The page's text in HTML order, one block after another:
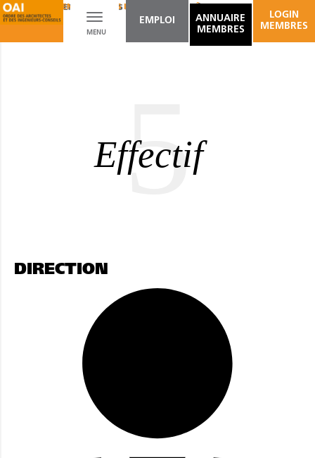
Toggle
navigation
MENU
EMPLOI
ANNUAIRE
MEMBRES
LOGIN
MEMBRES
AMÉNAGEMENT D'ESPACES INTÉRIEURS
5
Effectif
DIRECTION